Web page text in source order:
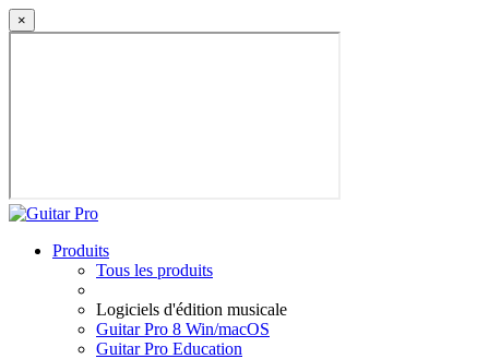
×
Produits
Tous les produits
Logiciels d'édition musicale
Guitar Pro 8 Win/macOS
Guitar Pro Education